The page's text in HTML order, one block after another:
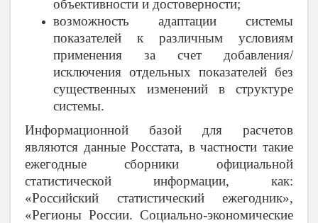
объективности и достоверности;
возможность адаптации системы
показателей к различным условиям
применения за счет добавления/
исключения отдельных показателей без
существенных изменений в структуре
системы.
Информационной базой для расчетов
являются данные Росстата, в частности такие
ежегодные сборники официальной
статистической информации, как:
«Российский статистический ежегодник»,
«Регионы России. Социально-экономические